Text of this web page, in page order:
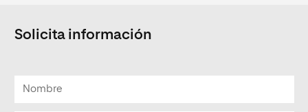
Solicita información